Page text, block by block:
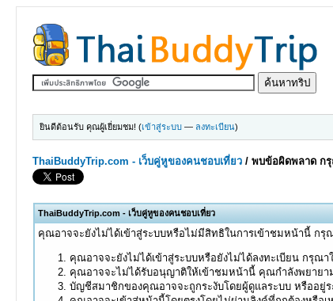
ยินดีต้อนรับ คุณผู้เยี่ยมชม! (เข้าสู่ระบบ — ลงทะเบียน)
ThaiBuddyTrip.com - เว็บคู่หูของคนชอบเที่ยว /พบข้อผิดพลาด ก
ThaiBuddyTrip.com - เว็บคู่หูของคนชอบเที่ยว
คุณอาจจะยังไม่ได้เข้าสู่ระบบหรือไม่มีสิทธิในการเข้าชมหน้านี้ กรุ
คุณอาจจะยังไม่ได้เข้าสู่ระบบหรือยังไม่ได้ลงทะเบียน กรุณา
คุณอาจจะไม่ได้รับอนุญาติให้เข้าชมหน้านี้ คุณกำลังพยายา
บัญชีสมาชิกของคุณอาจจะถูกระงับโดยผู้ดูแลระบบ หรืออยู่